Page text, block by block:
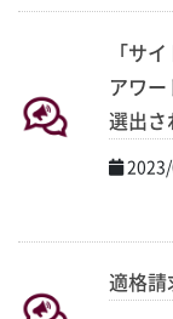
「サ
アワー
選出さ
適格請